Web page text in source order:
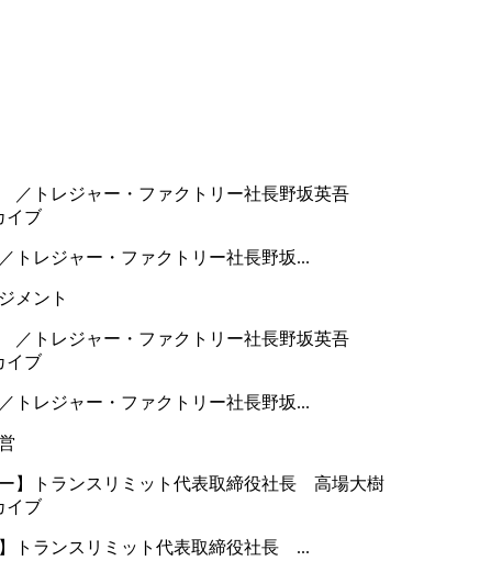
イブ
トレジャー・ファクトリー社長野坂...
メント
イブ
トレジャー・ファクトリー社長野坂...
イブ
トランスリミット代表取締役社長 ...